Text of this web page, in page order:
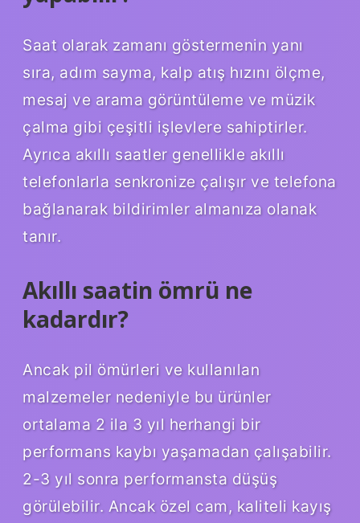
Saat olarak zamanı göstermenin yanı
sıra, adım sayma, kalp atış hızını ölçme,
mesaj ve arama görüntüleme ve müzik
çalma gibi çeşitli işlevlere sahiptirler.
Ayrıca akıllı saatler genellikle akıllı
telefonlarla senkronize çalışır ve telefona
bağlanarak bildirimler almanıza olanak
tanır.
Akıllı saatin ömrü ne
kadardır?
Ancak pil ömürleri ve kullanılan
malzemeler nedeniyle bu ürünler
ortalama 2 ila 3 yıl herhangi bir
performans kaybı yaşamadan çalışabilir.
2-3 yıl sonra performansta düşüş
görülebilir. Ancak özel cam, kaliteli kayış